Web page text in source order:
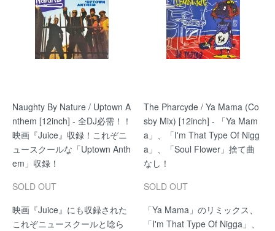
Naughty By Nature / Uptown A
nthem [12inch] - 全DJ必需！！
映画『Juice』収録！これぞニ
ュースクールな「Uptown Anth
em」収録！
SOLD OUT
映画『Juice』にも収録された
これぞニュースクールと唸ら
The Pharcyde / Ya Mama (Co
sby Mix) [12inch] - 「Ya Mam
a」、「I'm That Type Of Nigg
a」、「Soul Flower」捨て曲
なし！
SOLD OUT
「Ya Mama」のリミックス、
「I'm That Type Of Nigga」、